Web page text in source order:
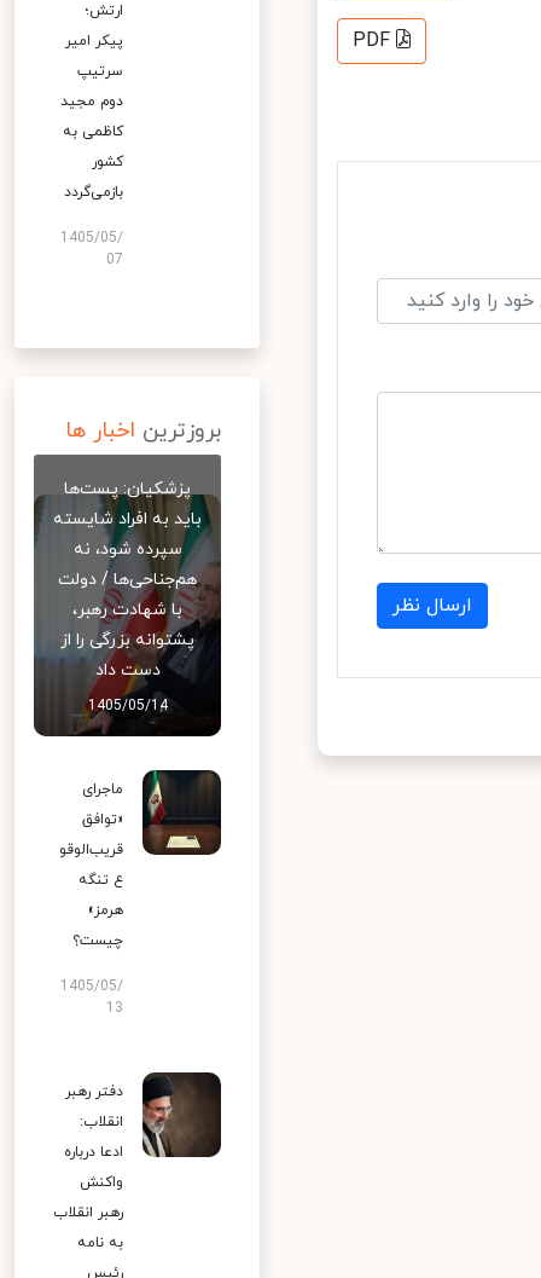
PDF
ارسال نظر
ارتش؛
پیکر امیر
سرتیپ
دوم مجید
کاظمی به
کشور
بازمی‌گردد
1405/05/
07
بروزترین اخبار ها
پزشکیان: پست‌ها
باید به افراد شایسته
سپرده شود، نه
هم‌جناحی‌ها / دولت
با شهادت رهبر،
پشتوانه بزرگی را از
دست داد
1405/05/14
ماجرای
«توافق
قریب‌الوقو
ع تنگه
هرمز»
چیست؟
1405/05/
13
دفتر رهبر
انقلاب:
ادعا درباره
واکنش
رهبر انقلاب
به نامه
رئیس